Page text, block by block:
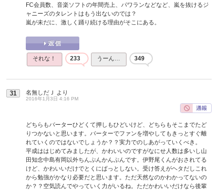
FC会員数、音楽ソフトの年間売上、パワランなどなど、嵐を抜けるジ
ャニーズのタレントはもう出ないのでは？
嵐が未だに、激しく踊り続ける理由がそこにある。
それな！ 233 うーん… 349
31 名無しだＪ より
2016年1月3日 4:16 PM
どちらもバーターひどくて押しもひどいけど、どちらもそこまでたど
りつかないと思います。バーターでファンを増やしてもきっとすぐ離
れていくのではないでしょうか？？実力でのしあがっていくべき。
平成ははじめてみましたが、かわいいのですがなにせ人数は多いし山
田知念中島有岡以外ちんぷんかんぷんです。伊野尾くんがおされてる
けど、かわいいだけでとくにぱっとしない。受け答えがヘタだしこれ
から勉強がかなり必要だと思います。ただ天然なのかわかってないの
か？？空気読んでやっていく力がいるね。ただかわいいだけなら後輩